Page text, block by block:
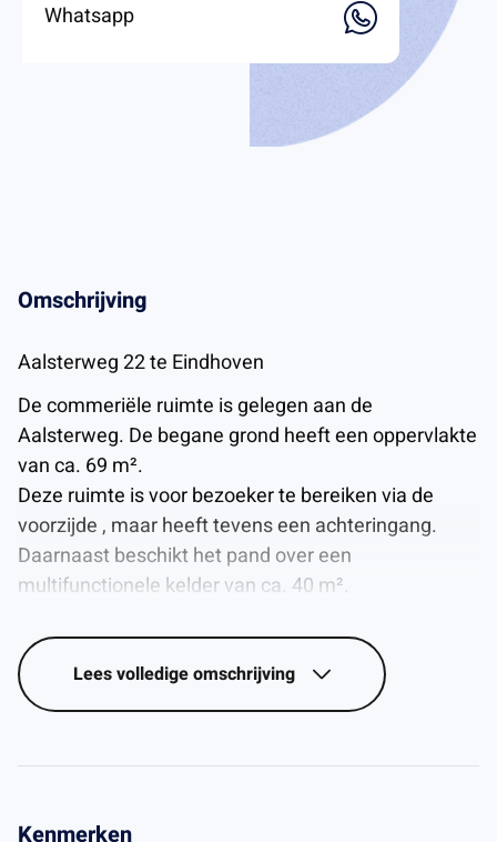
Omschrijving
Aalsterweg 22 te Eindhoven
De commeriële ruimte is gelegen aan de
Aalsterweg. De begane grond heeft een oppervlakte
van ca. 69 m².
Deze ruimte is voor bezoeker te bereiken via de
voorzijde , maar heeft tevens een achteringang.
Daarnaast beschikt het pand over een
multifunctionele kelder van ca. 40 m².
Bestemming
Winkel, kantoor, praktijk.
Energielabel
Object
Begane grond Commerciële ruimte Ca. 69 m²
Leesvolledige omschrijving
Kenmerken
Whatsapp